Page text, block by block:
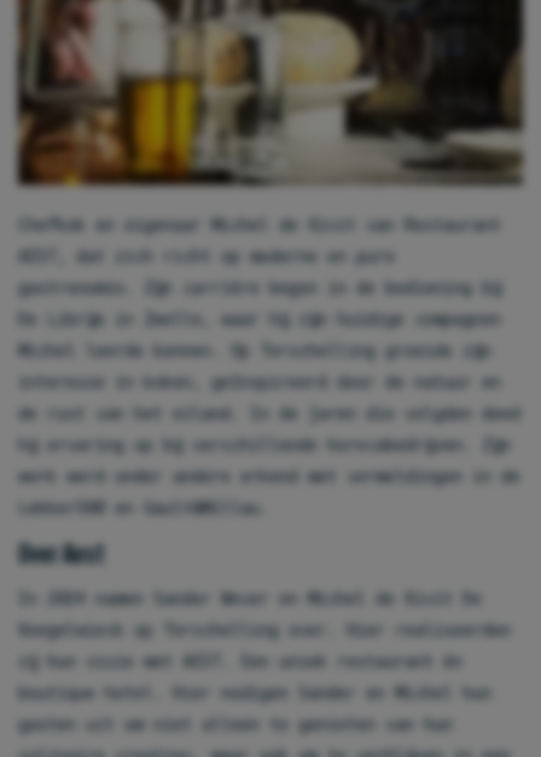
Chefkok en eigenaar Michel de Kivit van Restaurant
AEST, dat zich richt op moderne en pure
gastronomie. Zijn carrière begon in de bediening bij
De Librije in Zwolle, waar hij zijn huidige compagnon
Michel leerde kennen. Op Terschelling groeide zijn
interesse in koken, geïnspireerd door de natuur en
de rust van het eiland. In de jaren die volgden deed
hij ervaring op bij verschillende horecabedrijven. Zijn
werk werd onder andere erkend met vermeldingen in de
Lekker500 en Gault&Millau.
Over Aest
In 2024 namen Sander Wever en Michel de Kivit De
Koegelwieck op Terschelling over. Hier realiseerden
zij hun visie met AEST. Een uniek restaurant én
boutique hotel. Hier nodigen Sander en Michel hun
gasten uit om niet alleen te genieten van hun